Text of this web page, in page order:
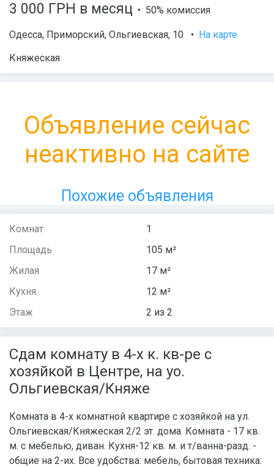
3 000 ГРН в месяц • 50% комиссия
Одесса, Приморский, Ольгиевская, 10 • На карте
Княжеская
Объявление сейчас
неактивно на сайте
Похожие объявления
Комнат
1
Площадь
105 м²
Жилая
17 м²
Кухня
12 м²
Этаж
2 из 2
Сдам комнату в 4-х к. кв-ре с
хозяйкой в Центре, на уо.
Ольгиевская/Княже
Комната в 4-х комнатной квартире с хозяйкой на ул.
Ольгиевская/Княжеская 2/2 эт. дома. Комната - 17 кв.
м. с мебелью, диван. Кухня-12 кв. м. и т/ванна-разд. -
общие на 2-их. Все удобства: мебель, бытовая техника: